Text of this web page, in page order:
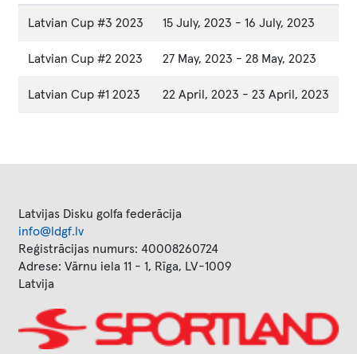
Latvian Cup #3 2023 15 July, 2023 - 16 July, 2023
Latvian Cup #2 2023 27 May, 2023 - 28 May, 2023
Latvian Cup #1 2023 22 April, 2023 - 23 April, 2023
Latvijas Disku golfa federācija
info@ldgf.lv
Reģistrācijas numurs: 40008260724
Adrese: Vārnu iela 11 - 1, Rīga, LV-1009
Latvija
Image